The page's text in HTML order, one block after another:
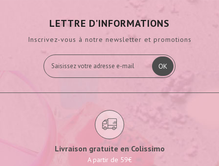
LETTRE D'INFORMATIONS
Inscrivez-vous à notre newsletter et promotions
OK
Livraison gratuite en Colissimo
A partir de 59€